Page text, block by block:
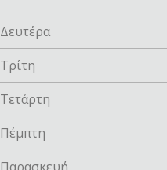
Δευτέρα
Τρίτη
Τετάρτη
Πέμπτη